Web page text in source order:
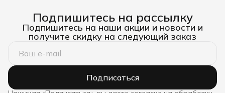
Подпишитесь на рассылку
Подпишитесь на наши акции и новости и
получите скидку на следующий заказ
Подписаться